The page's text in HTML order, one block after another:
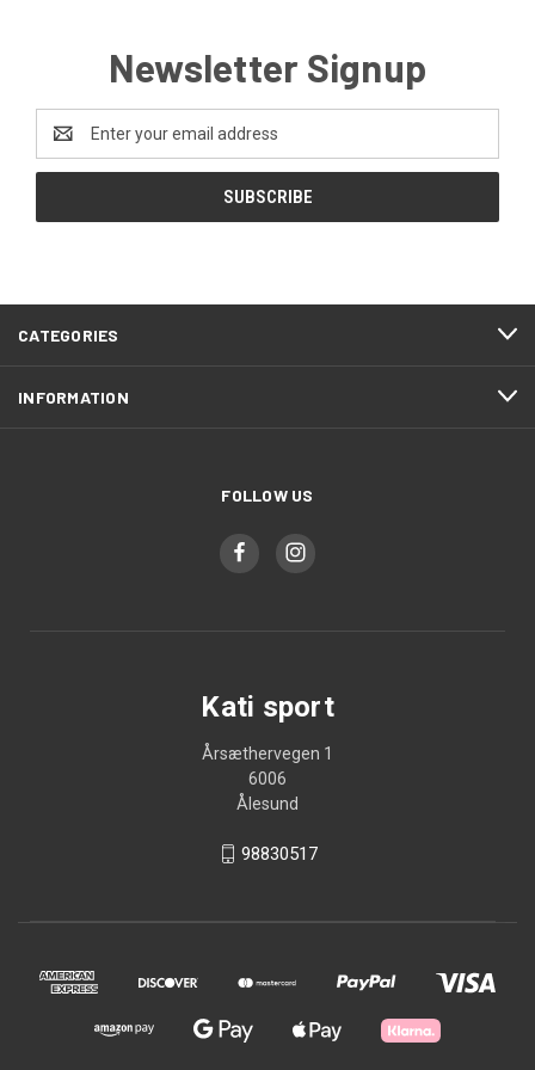
Newsletter Signup
Address
CATEGORIES
INFORMATION
FOLLOW US
Kati sport
Årsæthervegen 1
6006
Ålesund
98830517